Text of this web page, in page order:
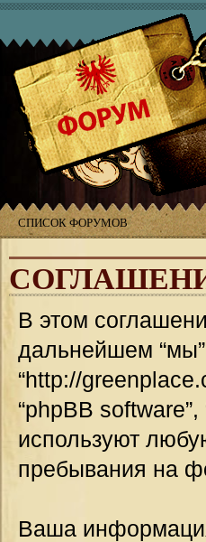
СПИСОК ФОРУМОВ
В этом
дальнейшем
“http://
“phpBB
используют
пребывания на
Ваша